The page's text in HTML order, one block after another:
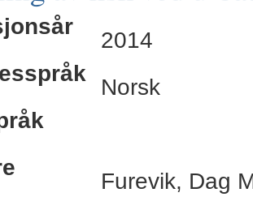
2014
Norsk
Furevik, Dag